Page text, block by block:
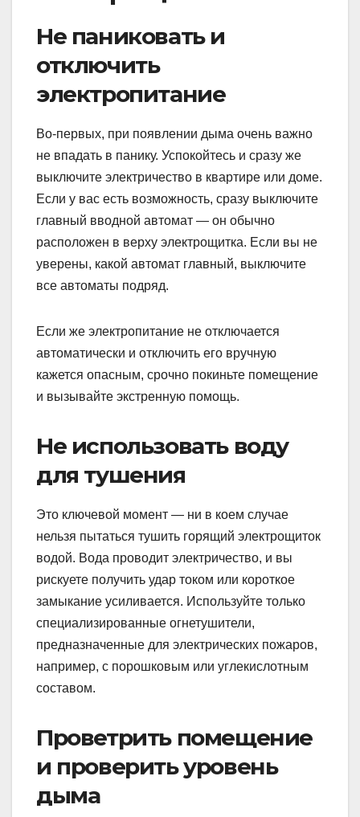
Не паниковать и
отключить
электропитание
Во-первых, при появлении дыма очень важно
не впадать в панику. Успокойтесь и сразу же
выключите электричество в квартире или доме.
Если у вас есть возможность, сразу выключите
главный вводной автомат — он обычно
расположен в верху электрощитка. Если вы не
уверены, какой автомат главный, выключите
все автоматы подряд.
Если же электропитание не отключается
автоматически и отключить его вручную
кажется опасным, срочно покиньте помещение
и вызывайте экстренную помощь.
Не использовать воду
для тушения
Это ключевой момент — ни в коем случае
нельзя пытаться тушить горящий электрощиток
водой. Вода проводит электричество, и вы
рискуете получить удар током или короткое
замыкание усиливается. Используйте только
специализированные огнетушители,
предназначенные для электрических пожаров,
например, с порошковым или углекислотным
составом.
Проветрить помещение
и проверить уровень
дыма